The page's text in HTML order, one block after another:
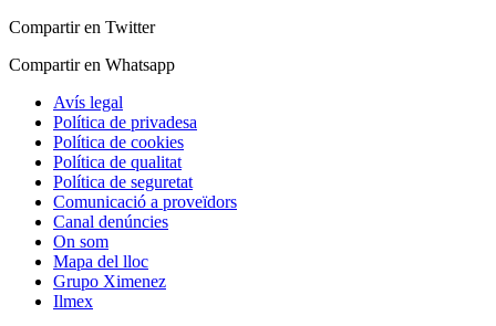
Compartir en Twitter
Compartir en Whatsapp
Avís legal
Política de privadesa
Política de cookies
Política de qualitat
Política de seguretat
Comunicació a proveïdors
Canal denúncies
On som
Mapa del lloc
Grupo Ximenez
Ilmex